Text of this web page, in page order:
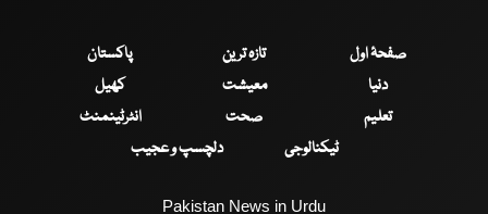
صفحۂ اول تازہ ترین
پاکستان
دنیا
معیشت
کھیل
تعلیم
صحت
انٹرٹینمنٹ
ٹیکنالوجی
دلچسپ و عجیب
Pakistan News in Urdu